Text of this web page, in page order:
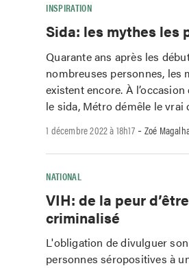
INSPIRATION
Sida: les mythes les
Quarante ans après les
nombreuses personnes, les
existent encore. À
le sida, Métro démêle le vrai
1 décembre 2022 à 18h17-Zoé
NATIONAL
VIH: de la peur
criminalisé
L'obligation de divulguer
personnes séropositives à